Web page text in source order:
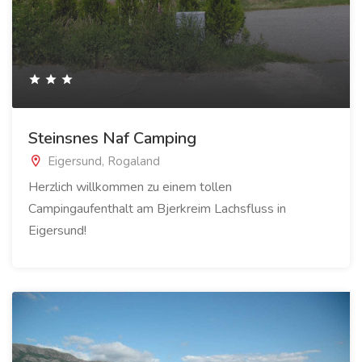
Steinsnes Naf Camping
Eigersund, Rogaland
Herzlich willkommen zu einem tollen
Campingaufenthalt am Bjerkreim Lachsfluss in
Eigersund!